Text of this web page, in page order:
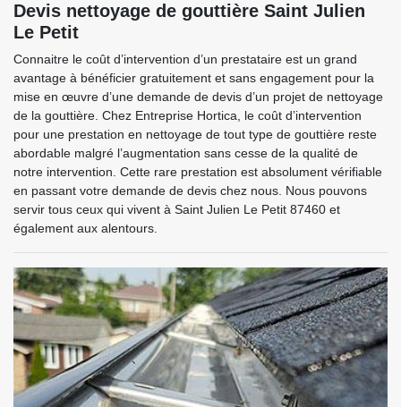
Devis nettoyage de gouttière Saint Julien
Le Petit
Connaitre le coût d’intervention d’un prestataire est un grand
avantage à bénéficier gratuitement et sans engagement pour la
mise en œuvre d’une demande de devis d’un projet de nettoyage
de la gouttière. Chez Entreprise Hortica, le coût d’intervention
pour une prestation en nettoyage de tout type de gouttière reste
abordable malgré l’augmentation sans cesse de la qualité de
notre intervention. Cette rare prestation est absolument vérifiable
en passant votre demande de devis chez nous. Nous pouvons
servir tous ceux qui vivent à Saint Julien Le Petit 87460 et
également aux alentours.